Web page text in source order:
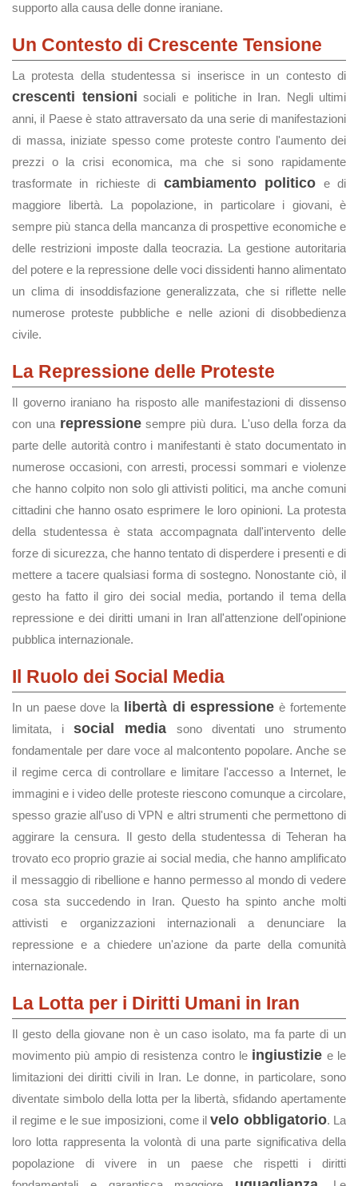
supporto alla causa delle donne iraniane.
Un Contesto di Crescente Tensione
La protesta della studentessa si inserisce in un contesto di
crescenti tensioni sociali e politiche in Iran. Negli ultimi
anni, il Paese è stato attraversato da una serie di manifestazioni
di massa, iniziate spesso come proteste contro l'aumento dei
prezzi o la crisi economica, ma che si sono rapidamente
trasformate in richieste di cambiamento politico e di
maggiore libertà. La popolazione, in particolare i giovani, è
sempre più stanca della mancanza di prospettive economiche e
delle restrizioni imposte dalla teocrazia. La gestione autoritaria
del potere e la repressione delle voci dissidenti hanno alimentato
un clima di insoddisfazione generalizzata, che si riflette nelle
numerose proteste pubbliche e nelle azioni di disobbedienza
civile.
La Repressione delle Proteste
Il governo iraniano ha risposto alle manifestazioni di dissenso
con una repressionesempre più dura. L'uso della forza da
parte delle autorità contro i manifestanti è stato documentato in
numerose occasioni, con arresti, processi sommari e violenze
che hanno colpito non solo gli attivisti politici, ma anche comuni
cittadini che hanno osato esprimere le loro opinioni. La protesta
della studentessa è stata accompagnata dall'intervento delle
forze di sicurezza, che hanno tentato di disperdere i presenti e di
mettere a tacere qualsiasi forma di sostegno. Nonostante ciò, il
gesto ha fatto il giro dei social media, portando il tema della
repressione e dei diritti umani in Iran all'attenzione dell'opinione
pubblica internazionale.
Il Ruolo dei Social Media
In un paese dove la libertà di espressione è fortemente
limitata, isocial media sono diventati uno strumento
fondamentale per dare voce al malcontento popolare. Anche se
il regime cerca di controllare e limitare l'accesso a Internet, le
immagini e i video delle proteste riescono comunque a circolare,
spesso grazie all'uso di VPN e altri strumenti che permettono di
aggirare la censura. Il gesto della studentessa di Teheran ha
trovato eco proprio grazie ai social media, che hanno amplificato
il messaggio di ribellione e hanno permesso al mondo di vedere
cosa sta succedendo in Iran. Questo ha spinto anche molti
attivisti e organizzazioni internazionali a denunciare la
repressione e a chiedere un'azione da parte della comunità
internazionale.
La Lotta per i Diritti Umani in Iran
Il gesto della giovane non è un caso isolato, ma fa parte di un
movimento più ampio di resistenza contro le ingiustizie e le
limitazioni dei diritti civili in Iran. Le donne, in particolare, sono
diventate simbolo della lotta per la libertà, sfidando apertamente
il regime e le sue imposizioni, come ilvelo obbligatorio. La
loro lotta rappresenta la volontà di una parte significativa della
popolazione di vivere in un paese che rispetti i diritti